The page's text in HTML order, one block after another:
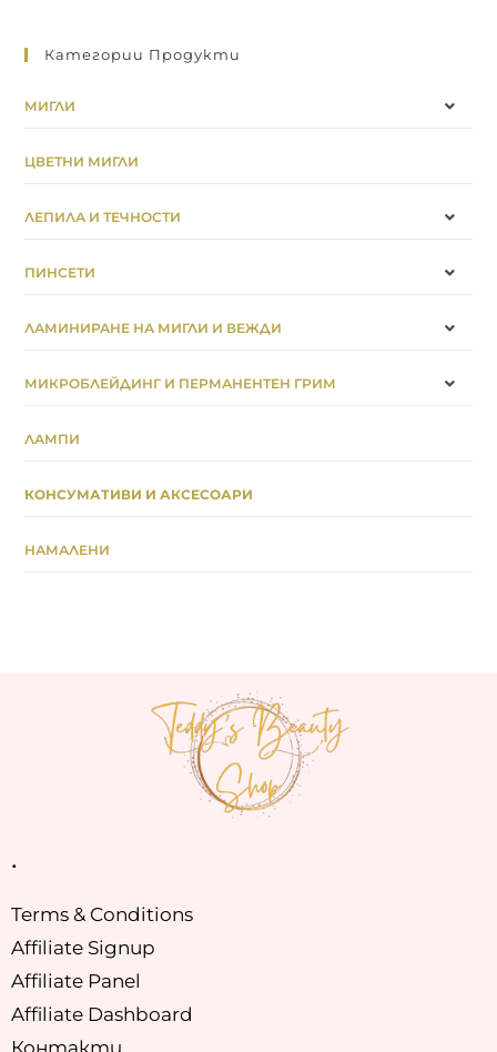
Категории Продукти
МИГЛИ
ЦВЕТНИ МИГЛИ
ЛЕПИЛА И ТЕЧНОСТИ
ПИНСЕТИ
ЛАМИНИРАНЕ НА МИГЛИ И ВЕЖДИ
МИКРОБЛЕЙДИНГ И ПЕРМАНЕНТЕН ГРИМ
ЛАМПИ
КОНСУМАТИВИ И АКСЕСОАРИ
НАМАЛЕНИ
.
Terms & Conditions
Affiliate Signup
Affiliate Panel
Affiliate Dashboard
Контакти